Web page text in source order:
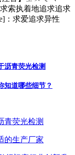
求索执着地追求追求
：求爱追求异性
沥青荧光检测
知道哪些细节？
青荧光检测
的生产厂家